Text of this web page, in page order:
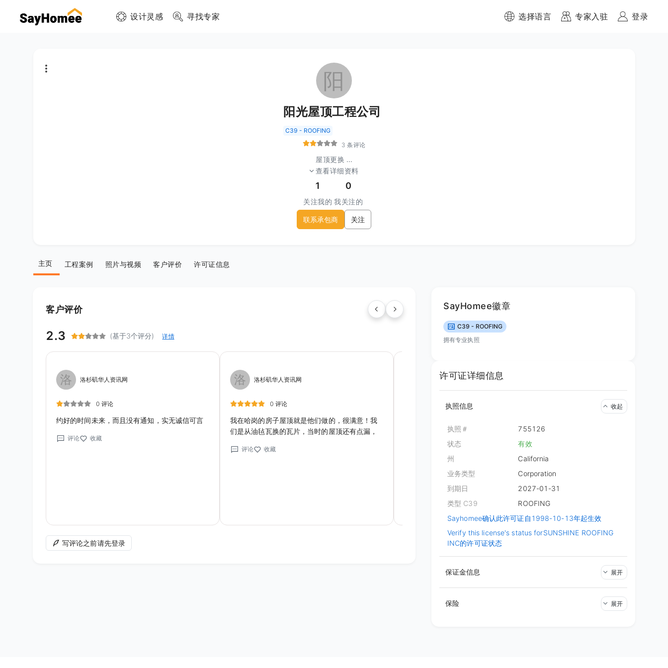
设计灵感 寻找专家 选择语言 专家入驻 登录
阳
阳光屋顶工程公司
C39 - ROOFING
3 条评论
屋顶更换 ...
查看详细资料
1
关注我的
0
我关注的
联系承包商 关注
主页 工程案例 照片与视频 客户评价 许可证信息
客户评价
2.3 (基于3个评分) 详情
洛 洛杉矶华人资讯网
0 评论
约好的时间未来，而且没有通知，实无诚信可言
评论 收藏
洛 洛杉矶华人资讯网
0 评论
我在哈岗的房子屋顶就是他们做的，很满意！我
们是从油毡瓦换的瓦片，当时的屋顶还有点漏，
做，他说做工很细致，连我们家的烟囱都帮我们
评论 收藏
洛杉矶华人资讯网
0 评论
confirm appointment. 到了约定的时间，我去
了，他们没来，我打电话到他们公司，他们让我
果他们有什么紧急情况来不了我也能理解，可总
可以打个电话给我吧。我也是从单位请假，开了
半个小时车回来的。这样的公司最好避免！
收藏
写评论之前请先登录
SayHomee徽章
C39 - ROOFING
拥有专业执照
许可证详细信息
执照信息 收起
执照＃
755126
状态
有效
州
California
业务类型
Corporation
到期日
2027-01-31
类型 C39
ROOFING
Sayhomee确认此许可证自1998-10-13年起生效
Verify this license's status forSUNSHINE ROOFING
INC的许可证状态
保证金信息 展开
保险 展开